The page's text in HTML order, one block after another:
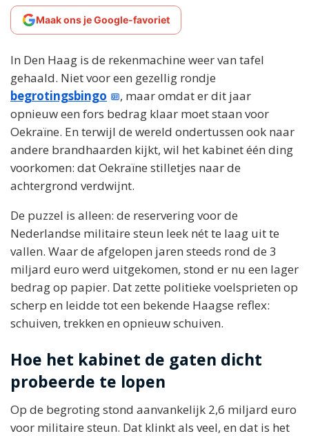
Maak ons je Google-favoriet
In Den Haag is de rekenmachine weer van tafel
gehaald. Niet voor een gezellig rondje
begrotingsbingo
, maar omdat er dit jaar
opnieuw een fors bedrag klaar moet staan voor
Oekraïne. En terwijl de wereld ondertussen ook naar
andere brandhaarden kijkt, wil het kabinet één ding
voorkomen: dat Oekraïne stilletjes naar de
achtergrond verdwijnt.
De puzzel is alleen: de reservering voor de
Nederlandse militaire steun leek nét te laag uit te
vallen. Waar de afgelopen jaren steeds rond de 3
miljard euro werd uitgekomen, stond er nu een lager
bedrag op papier. Dat zette politieke voelsprieten op
scherp en leidde tot een bekende Haagse reflex:
schuiven, trekken en opnieuw schuiven.
Hoe het kabinet de gaten dicht
probeerde te lopen
Op de begroting stond aanvankelijk 2,6 miljard euro
voor militaire steun. Dat klinkt als veel, en dat is het